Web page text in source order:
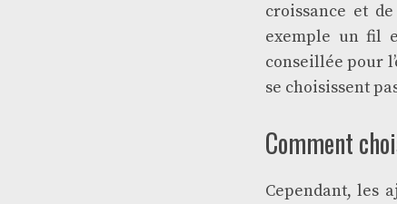
croissance et
exemple un fil
conseillée pour
se choisissent
Comment
Cependant, les